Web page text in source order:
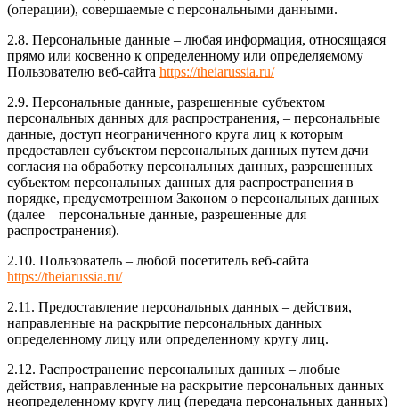
(операции), совершаемые с персональными данными.
2.8. Персональные данные – любая информация, относящаяся
прямо или косвенно к определенному или определяемому
Пользователю веб-сайта https://theiarussia.ru/
2.9. Персональные данные, разрешенные субъектом
персональных данных для распространения, – персональные
данные, доступ неограниченного круга лиц к которым
предоставлен субъектом персональных данных путем дачи
согласия на обработку персональных данных, разрешенных
субъектом персональных данных для распространения в
порядке, предусмотренном Законом о персональных данных
(далее – персональные данные, разрешенные для
распространения).
2.10. Пользователь – любой посетитель веб-сайта
https://theiarussia.ru/
2.11. Предоставление персональных данных – действия,
направленные на раскрытие персональных данных
определенному лицу или определенному кругу лиц.
2.12. Распространение персональных данных – любые
действия, направленные на раскрытие персональных данных
неопределенному кругу лиц (передача персональных данных)